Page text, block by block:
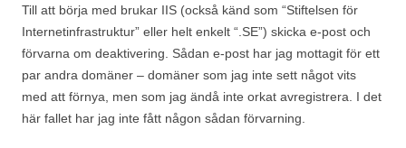
Till att börja med brukar IIS (också känd som “Stiftelsen för
Internetinfrastruktur” eller helt enkelt “.SE”) skicka e-post och
förvarna om deaktivering. Sådan e-post har jag mottagit för ett
par andra domäner – domäner som jag inte sett något vits
med att förnya, men som jag ändå inte orkat avregistrera. I det
här fallet har jag inte fått någon sådan förvarning.